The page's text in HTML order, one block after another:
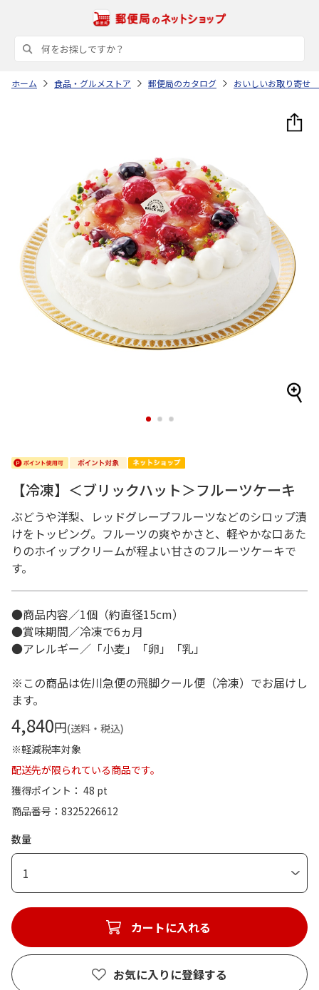
ホーム 食品・グルメストア 郵便局のカタログ おいしいお取り寄せ
1 2 3
【冷凍】＜ブリックハット＞フルーツケーキ
ぶどうや洋梨、レッドグレープフルーツなどのシロップ漬
けをトッピング。フルーツの爽やかさと、軽やかな口あた
りのホイップクリームが程よい甘さのフルーツケーキで
す。
●商品内容／1個（約直径15cm）
●賞味期間／冷凍で6ヵ月
●アレルギー／「小麦」「卵」「乳」
※この商品は佐川急便の飛脚クール便（冷凍）でお届けし
ます。
4,840円(送料・税込)
※軽減税率対象
配送先が限られている商品です。
獲得ポイント： 48 pt
商品番号
8325226612
数量
1
カートに入れる
お気に入りに登録する